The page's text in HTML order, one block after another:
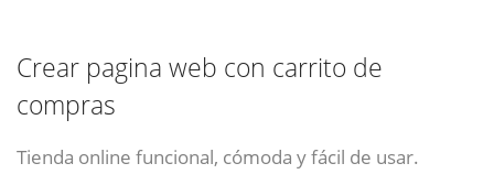
Crear pagina web con carrito de
compras
Tienda online funcional, cómoda y fácil de usar.